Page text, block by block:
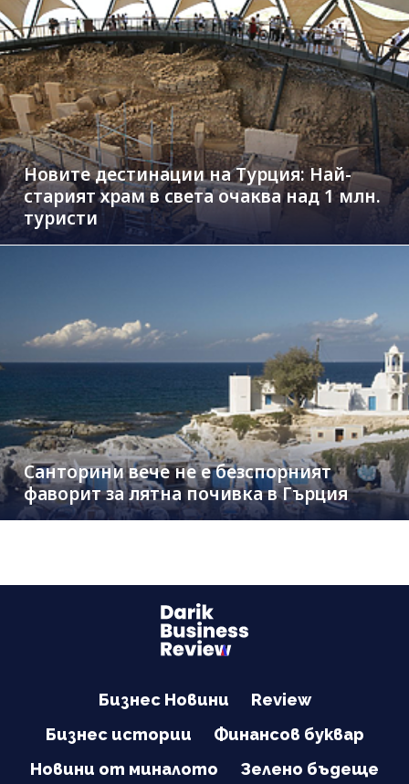
Новите дестинации на Турция: Най-
старият храм в света очаква над 1 млн.
туристи
Санторини вече не е безспорният
фаворит за лятна почивка в Гърция
Бизнес Новини
Review
Бизнес истории
Финансов буквар
Новини от миналото
Зелено бъдеще